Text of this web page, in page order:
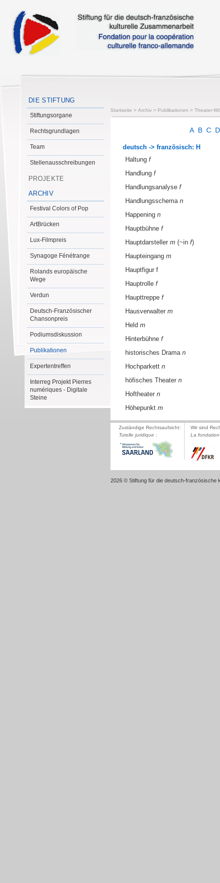
DIE STIFTUNG
Stiftungsorgane
Rechtsgrundlagen
Team
Stellenausschreibungen
PROJEKTE
ARCHIV
Festival Colors of Pop
ArtBrücken
Lux-Filmpreis
Synagoge Fénétrange
Rolands europäische
Wege
Verdun
Deutsch-Französischer
Chansonpreis
Podiumsdiskussion
Publikationen
Expertentreffen
Interreg Projekt Pierres
numériques - Digitale
Steine
Startseite > Archiv > Publikationen > Theater-
A B C
deutsch -> französisch: H
Haltung f
Handlung f
Handlungsanalyse f
Handlungsschema n
Happening n
Hauptbühne f
Hauptdarsteller m (~in f)
Haupteingang m
Hauptfigur f
Hauptrolle f
Haupttreppe f
Hausverwalter m
Held m
Hinterbühne f
historisches Drama n
Hochparkett n
höfisches Theater n
Hoftheater n
Höhepunkt m
Zuständige Rechtsaufsicht:
Tutelle juridique :
Wir sind
La
2026 © Stiftung für die deutsch-französische